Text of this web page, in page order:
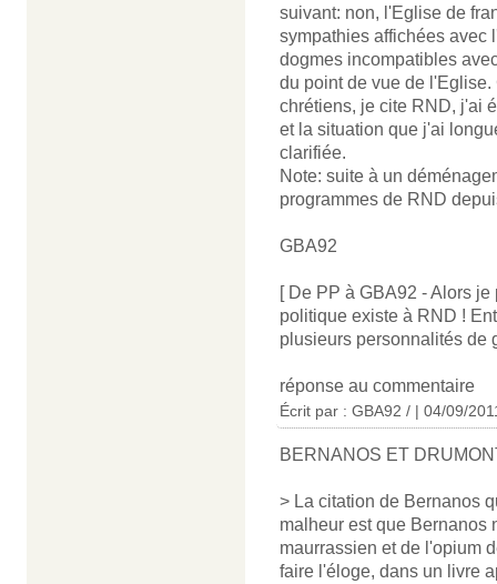
suivant: non, l'Eglise de
sympathies affichées avec
dogmes incompatibles
du point de vue de
chrétiens, je cite RND, j'ai
et la situation que j'ai
clarifiée.
Note: suite à un
programmes de RND
GBA92
[ De PP à GBA92 - Alors
politique existe à RND !
plusieurs personnalités de
réponse au commentaire
Écrit par : GBA92 / | 04/09/
BERNANOS ET
> La citation de Bernanos
malheur est que Bernanos
maurrassien et de l'opium
faire l'éloge, dans un livre